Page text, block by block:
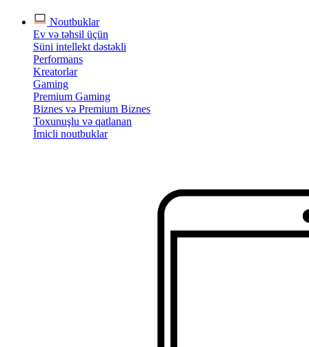
Noutbuklar
Ev və təhsil üçün
Süni intellekt dəstəkli
Performans
Kreatorlar
Gaming
Premium Gaming
Biznes və Premium Biznes
Toxunuşlu və qatlanan
İmicli noutbuklar